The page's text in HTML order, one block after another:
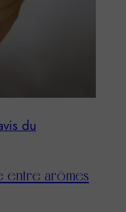
du
entre arômes